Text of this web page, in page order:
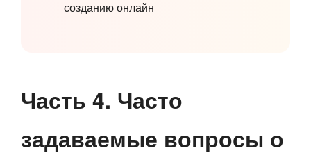
созданию онлайн
Часть 4. Часто
задаваемые вопросы о